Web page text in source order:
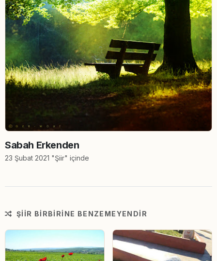
Sabah Erkenden
23 Şubat 2021 "Şiir" içinde
ŞIIR BIRBIRINE BENZEMEYENDIR